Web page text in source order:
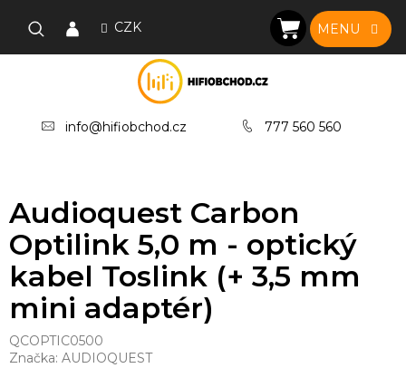
CZK
info@hifiobchod.cz 777 560 560
NÁKUPNÍ
KOŠÍK
Audioquest Carbon
Optilink 5,0 m - optický
kabel Toslink (+ 3,5 mm
mini adaptér)
QCOPTIC0500
Značka: AUDIOQUEST